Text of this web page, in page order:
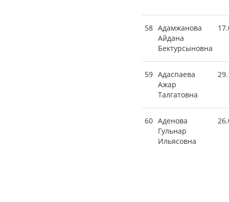
58 Адамжанова
Айдана
Бектурсыновна
59 Адаспаева
Ажар
Талгатовна
60 Аденова
Гульнар
Ильясовна